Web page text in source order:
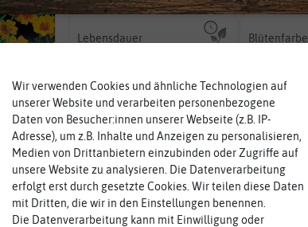
Lebensdauer
mehrjährig. Blütenfarbe
Wir verwenden Cookies und ähnliche Technologien auf
unserer Website und verarbeiten personenbezogene
Daten von Besucher:innen unserer Webseite (z.B. IP-
Adresse), um z.B. Inhalte und Anzeigen zu personalisieren,
Medien von Drittanbietern einzubinden oder Zugriffe auf
unsere Website zu analysieren. Die Datenverarbeitung
erfolgt erst durch gesetzte Cookies. Wir teilen diese Daten
mit Dritten, die wir in den Einstellungen benennen.
Die Datenverarbeitung kann mit Einwilligung oder